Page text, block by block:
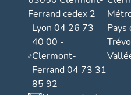
Ferrand cedex 2
Lyon 04 26 73
40 00 -
Clermont-
Ferrand 04 73 31
85 92
Pays